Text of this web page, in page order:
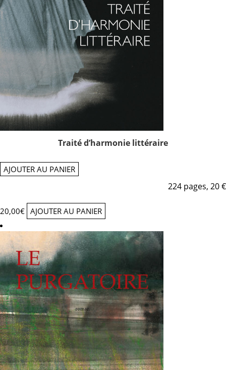
Traité d’harmonie littéraire
AJOUTER AU PANIER
224 pages, 20 €
20,00€ AJOUTER AU PANIER